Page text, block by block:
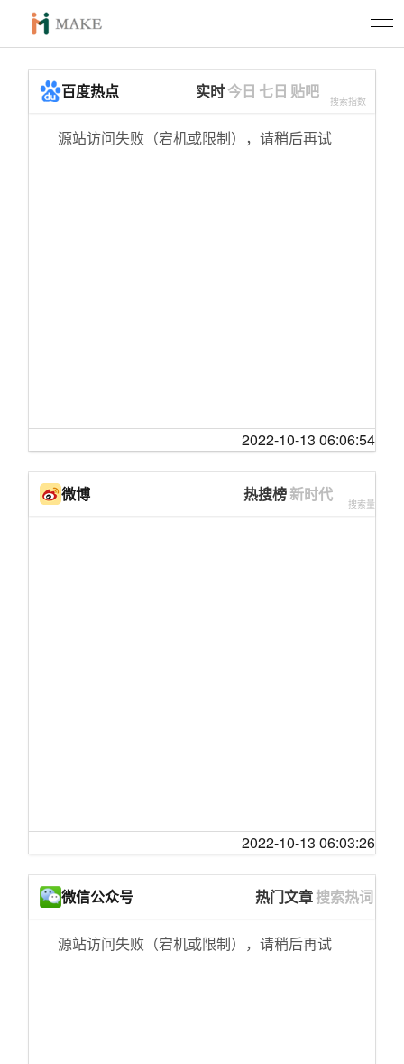
百度热点 实时今日 七日 贴吧 搜索指数
源站访问失败（宕机或限制），请稍后再试
2022-10-13 06:06:54
微博 热搜榜新时代 搜索量
2022-10-13 06:03:26
微信公众号 热门文章搜索热词
源站访问失败（宕机或限制），请稍后再试